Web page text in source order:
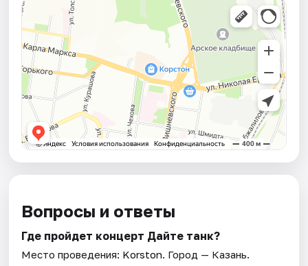
Вопросы и ответы
Где пройдет концерт Дайте танк?
Место проведения: Korston. Город — Казань.